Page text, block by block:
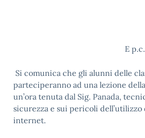
E
Si comunica che gli alunni delle
parteciperanno ad una lezione
un’ora tenuta dal Sig. Panada,
sicurezza e sui pericoli dell’utilizzo
internet.